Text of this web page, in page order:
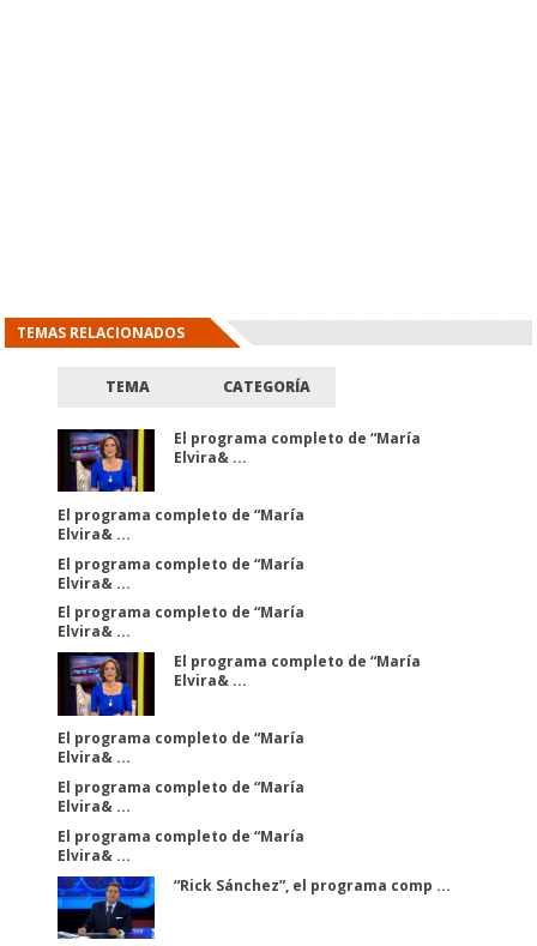
TEMAS RELACIONADOS
TEMA CATEGORÍA
El programa completo de “María
Elvira& ...
El programa completo de “María
Elvira& ...
El programa completo de “María
Elvira& ...
El programa completo de “María
Elvira& ...
El programa completo de “María
Elvira& ...
El programa completo de “María
Elvira& ...
El programa completo de “María
Elvira& ...
El programa completo de “María
Elvira& ...
“Rick Sánchez”, el programa comp ...